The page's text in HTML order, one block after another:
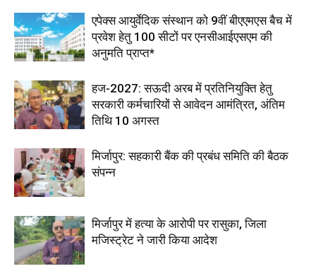
एपेक्स आयुर्वेदिक संस्थान को 9वीं बीएएमएस बैच में
प्रवेश हेतु 100 सीटों पर एनसीआईएसएम की
अनुमति प्राप्त*
हज-2027: सऊदी अरब में प्रतिनियुक्ति हेतु
सरकारी कर्मचारियों से आवेदन आमंत्रित, अंतिम
तिथि 10 अगस्त
मिर्जापुर: सहकारी बैंक की प्रबंध समिति की बैठक
संपन्न
मिर्जापुर में हत्या के आरोपी पर रासुका, जिला
मजिस्ट्रेट ने जारी किया आदेश